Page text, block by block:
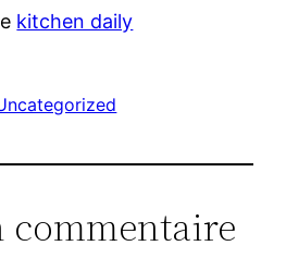
kitchen daily
commentaire